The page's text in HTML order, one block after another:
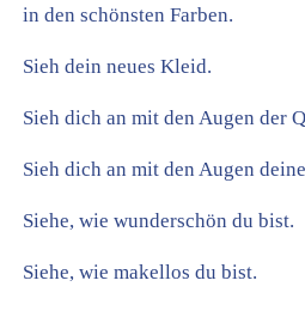
in den schönsten Farben.
Sieh dein neues Kleid.
Sieh dich an mit den Augen der
Sieh dich an mit den Augen
Siehe, wie wunderschön du bist.
Siehe, wie makellos du bist.